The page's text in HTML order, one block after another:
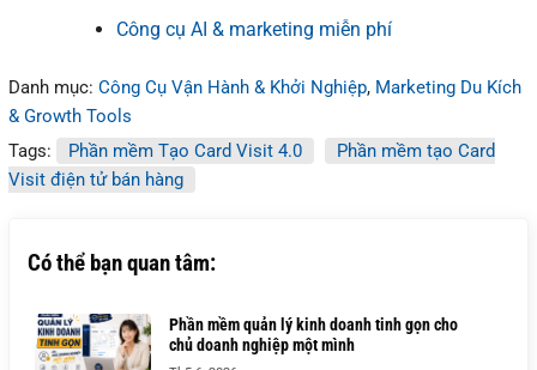
Công cụ AI & marketing miễn phí
Danh mục: Công Cụ Vận Hành & Khởi Nghiệp, Marketing Du Kích
& Growth Tools
Tags:
Phần mềm Tạo Card Visit 4.0
Phần mềm tạo Card
Visit điện tử bán hàng
Có thể bạn quan tâm:
Phần mềm quản lý kinh doanh tinh gọn cho
chủ doanh nghiệp một mình